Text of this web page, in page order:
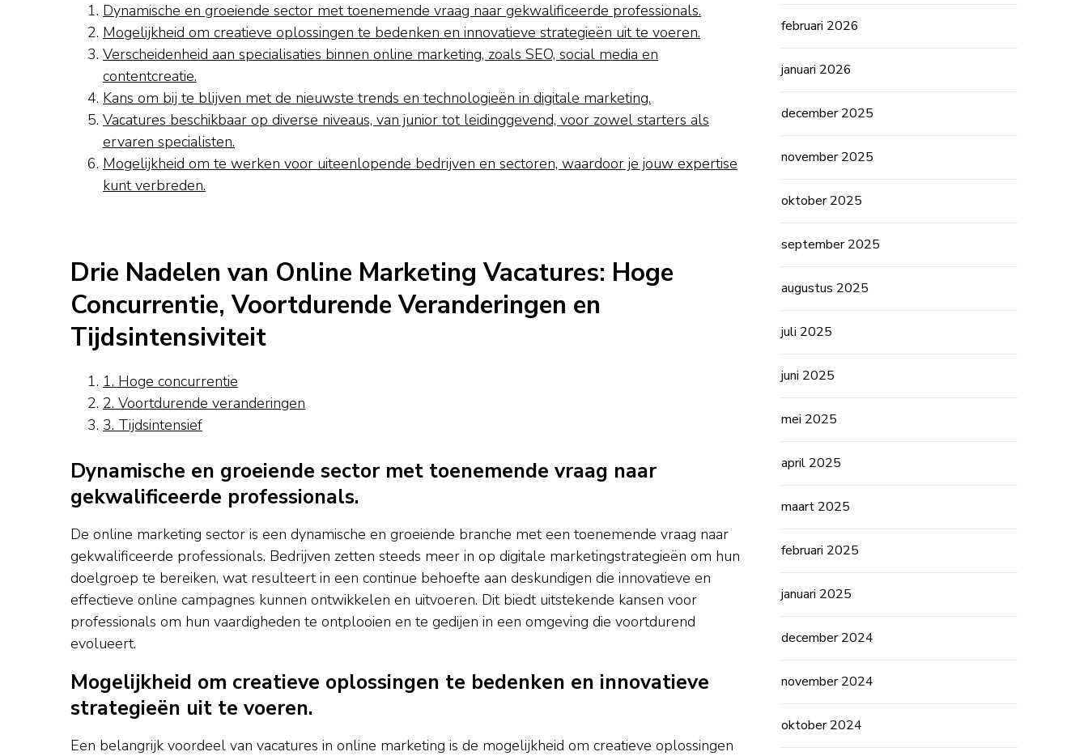
Dynamische en groeiende sector met toenemende vraag naar gekwalificeerde professionals.
Mogelijkheid om creatieve oplossingen te bedenken en innovatieve strategieën uit te voeren.
Verscheidenheid aan specialisaties binnen online marketing, zoals SEO, social media en
contentcreatie.
Kans om bij te blijven met de nieuwste trends en technologieën in digitale marketing.
Vacatures beschikbaar op diverse niveaus, van junior tot leidinggevend, voor zowel starters als
ervaren specialisten.
Mogelijkheid om te werken voor uiteenlopende bedrijven en sectoren, waardoor je jouw expertise
kunt verbreden.
Drie Nadelen van Online Marketing Vacatures: Hoge
Concurrentie, Voortdurende Veranderingen en
Tijdsintensiviteit
1. Hoge concurrentie
2. Voortdurende veranderingen
3. Tijdsintensief
Dynamische en groeiende sector met toenemende vraag naar
gekwalificeerde professionals.
De online marketing sector is een dynamische en groeiende branche met een toenemende vraag naar
gekwalificeerde professionals. Bedrijven zetten steeds meer in op digitale marketingstrategieën om hun
doelgroep te bereiken, wat resulteert in een continue behoefte aan deskundigen die innovatieve en
effectieve online campagnes kunnen ontwikkelen en uitvoeren. Dit biedt uitstekende kansen voor
professionals om hun vaardigheden te ontplooien en te gedijen in een omgeving die voortdurend
evolueert.
Mogelijkheid om creatieve oplossingen te bedenken en innovatieve
strategieën uit te voeren.
Een belangrijk voordeel van vacatures in online marketing is de mogelijkheid om creatieve oplossingen
februari 2026
januari 2026
december 2025
november 2025
oktober 2025
september 2025
augustus 2025
juli 2025
juni 2025
mei 2025
april 2025
maart 2025
februari 2025
januari 2025
december 2024
november 2024
oktober 2024